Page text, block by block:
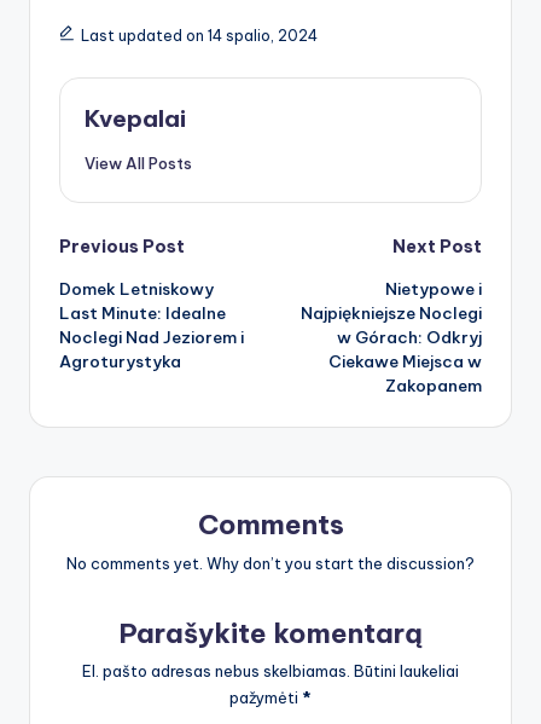
Last updated on 14 spalio, 2024
Kvepalai
View All Posts
Post
navigation
Previous Post
Domek Letniskowy
Last Minute: Idealne
Noclegi Nad Jeziorem i
Agroturystyka
Next Post
Nietypowe i
Najpiękniejsze Noclegi
w Górach: Odkryj
Ciekawe Miejsca w
Zakopanem
Comments
No comments yet. Why don’t you start the discussion?
Parašykite komentarą
El. pašto adresas nebus skelbiamas. Būtini laukeliai
pažymėti *